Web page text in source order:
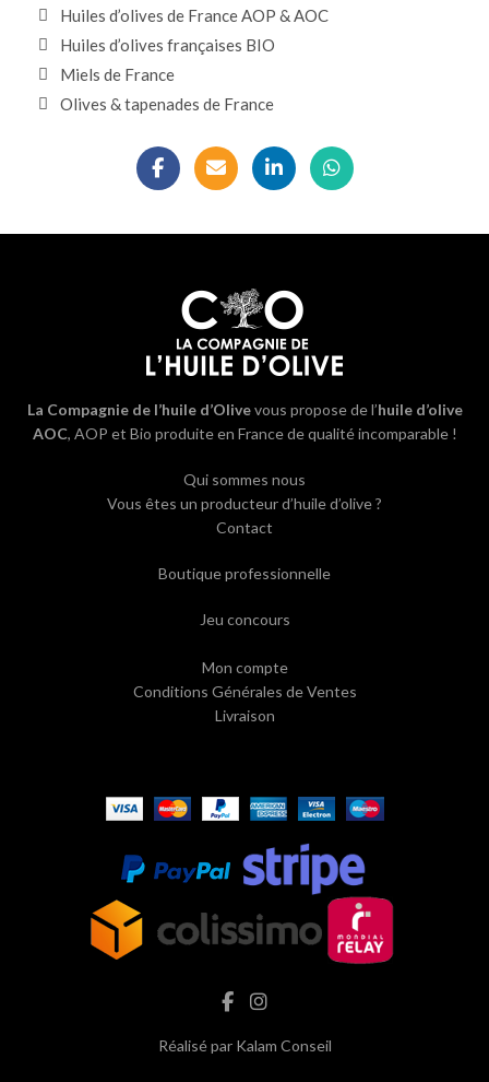
Huiles d’olives de France AOP & AOC
Huiles d’olives françaises BIO
Miels de France
Olives & tapenades de France
La Compagnie de l’huile d’Olivevous propose de l’huile d’olive
AOC, AOP et Bio produite en France de qualité incomparable !
Qui sommes nous
Vous êtes un producteur d’huile d’olive ?
Contact
Boutique professionnelle
Jeu concours
Mon compte
Conditions Générales de Ventes
Livraison
Réalisé par Kalam Conseil